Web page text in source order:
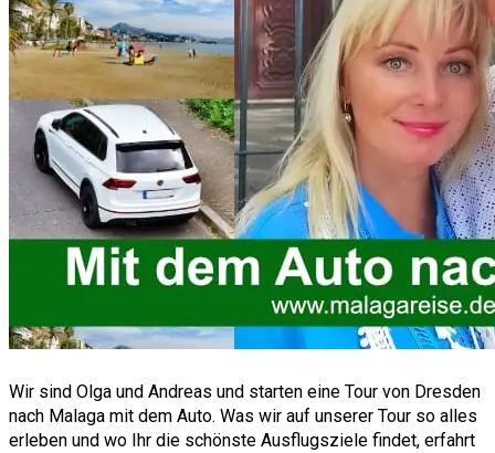
Wir sind Olga und Andreas und starten eine Tour von Dresden
nach Malaga mit dem Auto. Was wir auf unserer Tour so alles
erleben und wo Ihr die schönste Ausflugsziele findet, erfahrt